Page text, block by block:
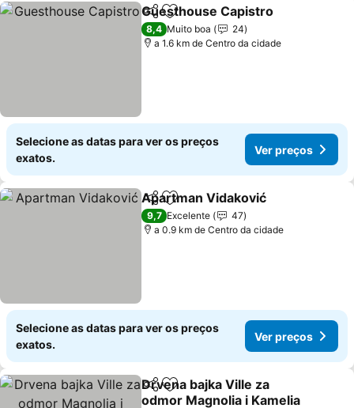
PartilharAdicionar aos favoritos
Guesthouse Capistro
8,4 Muito boa
24
a 1.6 km de Centro da cidade
Selecione as datas para ver os preços
exatos.
Ver preços
PartilharAdicionar aos favoritos
Apartman Vidaković
9,7 Excelente
47
a 0.9 km de Centro da cidade
Selecione as datas para ver os preços
exatos.
Ver preços
PartilharAdicionar aos favoritos
Drvena bajka Ville za
odmor Magnolia i Kamelia